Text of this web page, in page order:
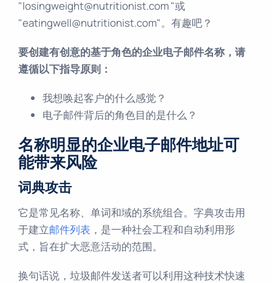
"losingweight@nutritionist.com "或
"eatingwell@nutritionist.com"。有趣吧？
要创建有创意的基于角色的企业电子邮件名称，请
遵循以下指导原则：
我想唤起客户的什么感觉？
电子邮件背后的角色目的是什么？
名称明显的企业电子邮件地址可
能带来风险
词典攻击
它是常见名称、单词和域的系统组合。字典攻击用
于建立邮件列表 ，是一种社会工程和自动利用形
式，旨在扩大恶意活动的范围。
换句话说，垃圾邮件发送者可以利用这种技术快速